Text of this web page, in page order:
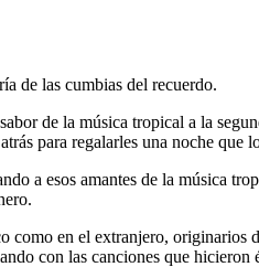
de las cumbias del recuerdo.
de la música tropical a la
para regalarles una noche que
a esos amantes de la música
en el extranjero,
con las canciones que hicieron